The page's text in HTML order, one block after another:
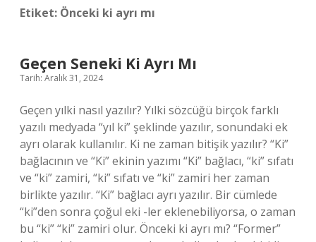
Etiket: Önceki ki ayrı mı
Geçen Seneki Ki Ayrı Mı
Tarih: Aralık 31, 2024
Geçen yılki nasıl yazılır? Yılki sözcüğü birçok farklı
yazılı medyada “yıl ki” şeklinde yazılır, sonundaki ek
ayrı olarak kullanılır. Ki ne zaman bitişik yazılır? “Ki”
bağlacının ve “Ki” ekinin yazımı “Ki” bağlacı, “ki” sıfatı
ve “ki” zamiri, “ki” sıfatı ve “ki” zamiri her zaman
birlikte yazılır. “Ki” bağlacı ayrı yazılır. Bir cümlede
“ki”den sonra çoğul eki -ler eklenebiliyorsa, o zaman
bu “ki” “ki” zamiri olur. Önceki ki ayrı mı? “Former”